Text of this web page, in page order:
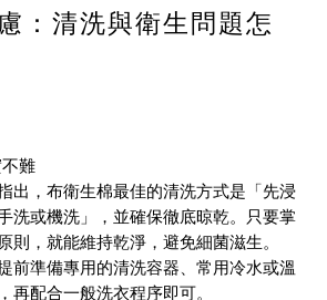
：清洗與衛生問題怎
難
出，布衛生棉最佳的清洗方式是「先浸
洗或機洗」，並確保徹底晾乾。只要掌
則，就能維持乾淨，避免細菌滋生。
前準備專用的清洗容器、常用冷水或溫
再配合一般洗衣程序即可。